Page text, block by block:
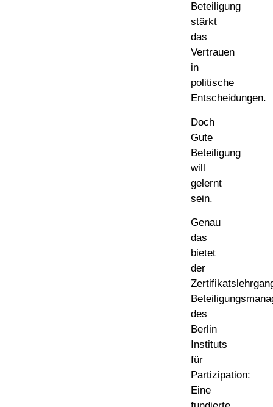
Beteiligung
stärkt
das
Vertrauen
in
politische
Entscheidungen.
Doch
Gute
Beteiligung
will
gelernt
sein.
Genau
das
bietet
der
des
Berlin
Instituts
für
Partizipation:
Eine